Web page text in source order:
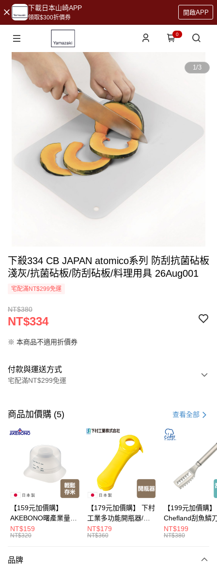
下載日本山崎APP
領取$300折價券
開啟APP
0
1/3
下殺334 CB JAPAN atomico系列 防刮抗菌砧板
淺灰/抗菌砧板/防刮砧板/料理用具 26Aug001
宅配滿NT$299免運
NT$380
NT$334
※ 本商品不適用折價券
付款與運送方式
宅配滿NT$299免運
信用卡一次付款
超商取貨付款
LINE Pay
Apple Pay
Google Pay
全盈+PAY
大哥付你分期
【大哥付你分期使用說明】
商品加價購 (5) 查看全部
【159元加價購】
AKEBONO曙產業量米
杯漏斗組(白)/量米杯/
米桶/量米用具/任二件8
NT$159
NT$320
【179元加價購】 下村
工業多功能開瓶器/開
瓶器/餐廚用品/料理道
具/任二件8折
NT$179
NT$360
【199元加價購】
Chefland刮魚鱗
魚鱗器/廚房用品/
道具/任二件8折
NT$199
NT$380
品牌